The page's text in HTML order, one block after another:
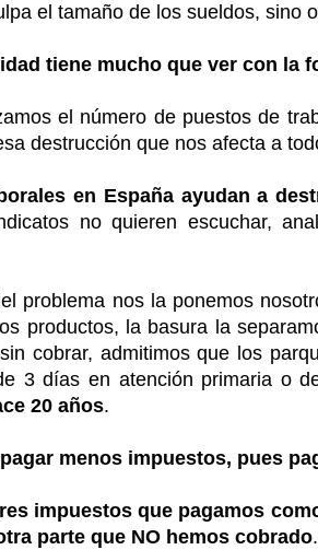
el tamaño de los sueldos, sino
tiene mucho que ver con la
el número de puestos de
destrucción que nos afecta a
en España ayudan a
no quieren escuchar,
problema nos la ponemos
productos, la basura la
cobrar, admitimos que los
3 días en atención primaria o
20 años.
menos impuestos, pues
impuestos que pagamos
parte que NO hemos cobrado.